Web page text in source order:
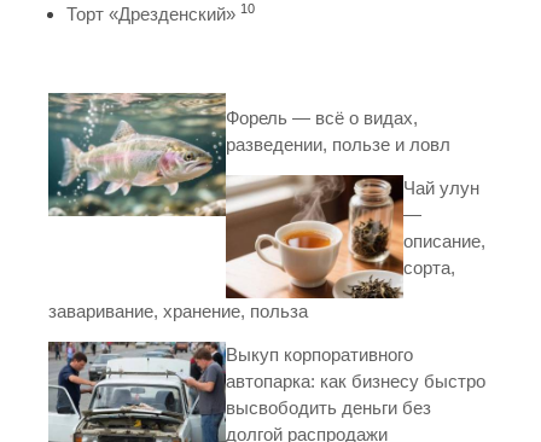
Торт «Дрезденский» 10
Форель — всё о видах,
разведении, пользе и ловл
Чай улун
—
описание,
сорта,
заваривание, хранение, польза
Выкуп корпоративного
автопарка: как бизнесу быстро
высвободить деньги без
долгой распродажи